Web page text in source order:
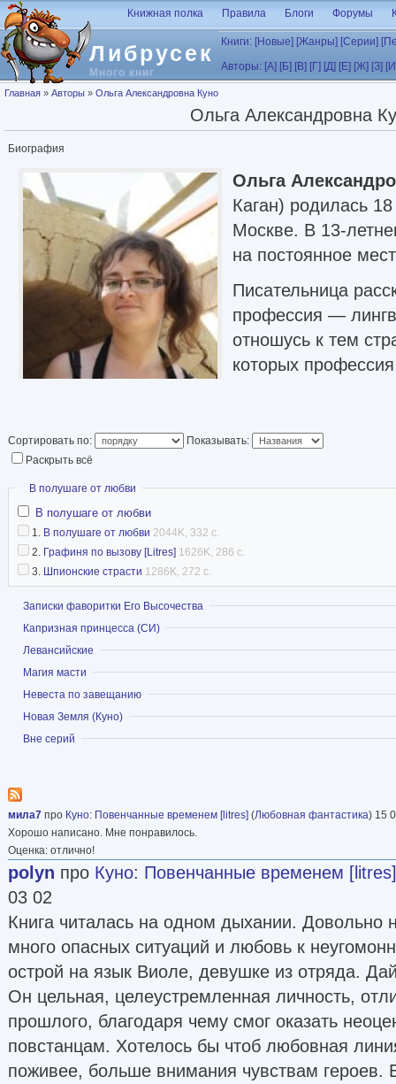
Перейти к основному содержанию
Либрусек
Много книг
Книжная полка Правила Блоги Форумы
Книги: [Новые] [Жанры] [Серии]
Авторы: [А] [Б] [В] [Г] [Д] [Е] [Ж] [З]
Вы здесь
Главная » Авторы » Ольга Александровна Куно
Ольга Александровна
Биография
Ольга
Каган) родилась
Москве. В 13-
на постоянное
Писательница
профессия —
отношусь к тем
которых
москвичка,
в Иерусалиме, в
всё в том же Иерусалимском университете,
университете Санта-Круз. Сейчас живу в
мужем Женей и собакой Гердой (она же
лингвистику в Беэр-Шевском университете.
Я пишу сказки и фэнтезийные,
юмористические романы. Как правило, в
шпионской линии.»
В 2013 году состоялся «бумажный дебют»
малотиражное издание сборника «В дыму
пародии на известные сказки и серьёзные
крупное издательство «Альфа-книга»
«Записки фаворитки Его Высочества». А в
издательство «Центрполиграф»
автора — «Шпионка в графском замке».
источник Фантлаб
Самиздат(следить)
https://prodaman.ru/Olga-Kuno
http://kuno.co.il
Сортировать по:
Показывать:
Раскрыть всё
Скрыть
В полушаге от любви
В полушаге от любви
1. В полушаге от любви 2044K, 332 с.
2. Графиня по вызову [Litres] 1626K, 286 с.
3. Шпионские страсти 1286K, 272 с.
Показать
Записки фаворитки Его Высочества
Показать
Капризная принцесса (СИ)
Показать
Левансийские
Показать
Магия масти
Показать
Невеста по завещанию
Показать
Новая Земля (Куно)
Показать
Вне серий
мила7 про Куно: Повенчанные временем [litres] (Любовная фантастика) 15
Хорошо написано. Мне понравилось.
Оценка: отлично!
polyn про Куно: Повенчанные временем [litres]
03 02
Книга читалась на одном дыхании. Довольно
много опасных ситуаций и любовь к
острой на язык Виоле, девушке из отряда.
Он цельная, целеустремленная личность,
прошлого, благодаря чему смог оказать
повстанцам. Хотелось бы чтоб любовная
поживее, больше внимания чувствам героев.